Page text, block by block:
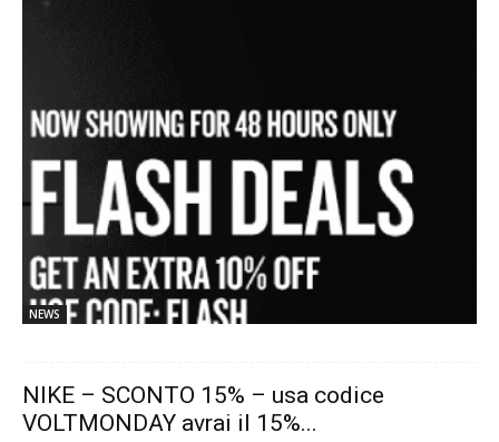
NEWS
NIKE – SCONTO 15% – usa codice
VOLTMONDAY avrai il 15%...